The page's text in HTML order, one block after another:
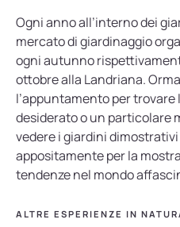
Ogni anno all’interno dei
mercato di giardinaggio
ogni autunno
ottobre alla Landriana.
l’appuntamento per
desiderato o un particolare
vedere i giardini
appositamente per la
tendenze nel mondo
ALTRE ESPERIENZE IN